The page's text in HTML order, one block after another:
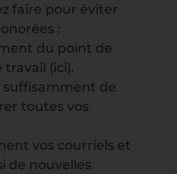
faire pour éviter
:
du point de
(ici).
suffisamment de
toutes vos
vos courriels et
de nouvelles